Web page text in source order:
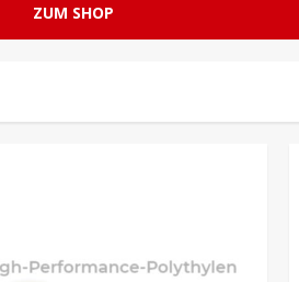
ZUM SHOP